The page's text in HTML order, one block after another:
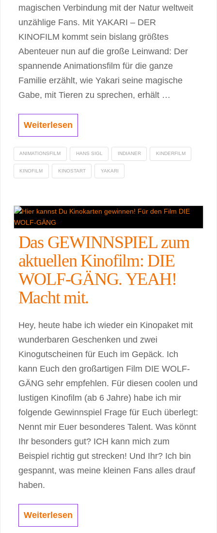
magischen Verbindung mit der Natur weltweit
unzählige Fans. Mit YAKARI – DER
KINOFILM kommt sein bislang größtes
Abenteuer nun auf die große Leinwand: Der
spannende Animationsfilm für die ganze
Familie erzählt, wie Yakari seine magische
Gabe, mit Tieren zu sprechen, erhält …
Weiterlesen
ANIMATIONSFILM HANS SIGL INDIANER KINDERFILM
KINOFILM KINOSTART YAKARI
Das GEWINNSPIEL zum
aktuellen Kinofilm: DIE
WOLF-GÄNG. YEAH!
Macht mit.
Hey, heute habe ich wieder ein Kinopaket mit
wunderbaren Geschenken und zwei
Kinogutscheinen für Euch im Gepäck. Ich
kann Euch den großartigen Film DIE WOLF-
GÄNG sehr empfehlen. Für diesen coolen und
lustigen Kinofilm (ab 6 Jahre) habe ich mir
folgende Gewinnspiel Frage für Euch überlegt:
Nennt mir Euer besonderes Talent. Was könnt
Ihr besonders gut? ICH kann mich zum
Beispiel richtig gut strecken! Und Ihr? Ich bin
gespannt, was meine kleinen Fans alles drauf
haben.
Weiterlesen